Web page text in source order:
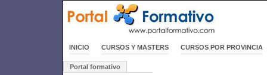
INICIO CURSOS Y MASTERS CURSOS POR PROVINCIA
Portal formativo